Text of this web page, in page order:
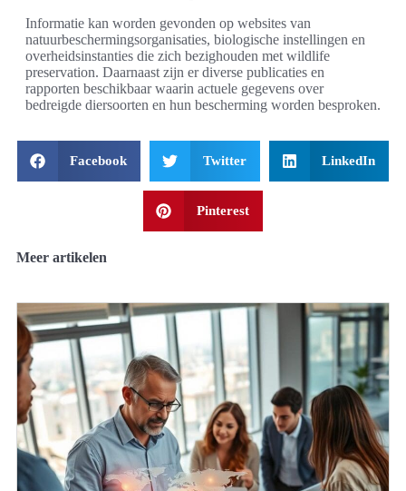
Informatie kan worden gevonden op websites van
natuurbeschermingsorganisaties, biologische instellingen en
overheidsinstanties die zich bezighouden met wildlife
preservation. Daarnaast zijn er diverse publicaties en
rapporten beschikbaar waarin actuele gegevens over
bedreigde diersoorten en hun bescherming worden besproken.
Facebook Twitter LinkedIn
Pinterest
Meer artikelen